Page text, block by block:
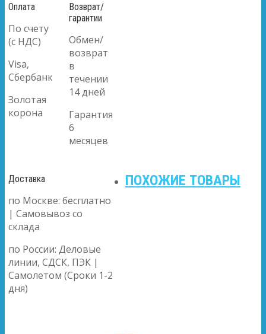
Оплата
По счету
(с НДС)
Visa,
Сбербанк
Золотая
корона
Возврат/
гарантии
Обмен/
возврат
в
течении
14 дней
Гарантия
6
месяцев
Доставка
по Москве: бесплатно
| Самовывоз со
склада
по России: Деловые
линии, СДСК, ПЭК |
Самолетом (Сроки 1-2
дня)
ПОХОЖИЕ ТОВАРЫ